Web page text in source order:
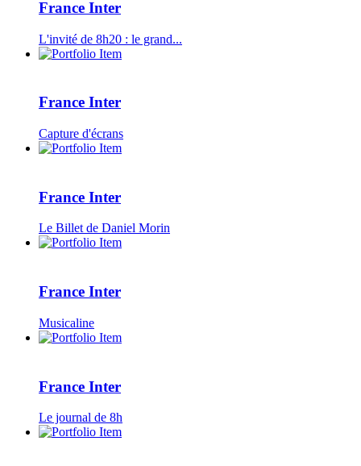
France Inter
L'invité de 8h20 : le grand...
France Inter
Capture d'écrans
France Inter
Le Billet de Daniel Morin
France Inter
Musicaline
France Inter
Le journal de 8h